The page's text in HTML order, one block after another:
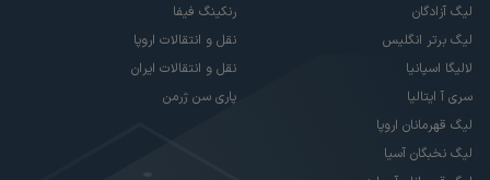
لیگ آزادگان
لیگ برتر انگلیس
لالیگا اسپانیا
سری آ ایتالیا
لیگ قهرمانان اروپا
لیگ نخبگان آسیا
رنکینگ فیفا
نقل و انتقالات اروپا
نقل و انتقالات ایران
پاری سن ژرمن